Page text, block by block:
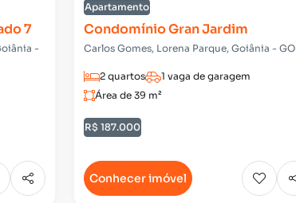
7
-
Apartamento
Condomínio Gran Jardim
Carlos Gomes, Lorena Parque, Goiânia - GO
2 quartos
1 vaga de garagem
Área de 39 m²
R$ 187.000
Conhecer imóvel